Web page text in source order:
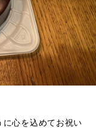
心を込めてお祝い